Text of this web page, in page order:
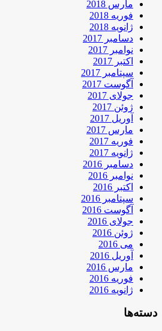
مارس 2018
فوریه 2018
ژانویه 2018
دسامبر 2017
نوامبر 2017
اکتبر 2017
سپتامبر 2017
آگوست 2017
جولای 2017
ژوئن 2017
آوریل 2017
مارس 2017
فوریه 2017
ژانویه 2017
دسامبر 2016
نوامبر 2016
اکتبر 2016
سپتامبر 2016
آگوست 2016
جولای 2016
ژوئن 2016
می 2016
آوریل 2016
مارس 2016
فوریه 2016
ژانویه 2016
دسته‌ها